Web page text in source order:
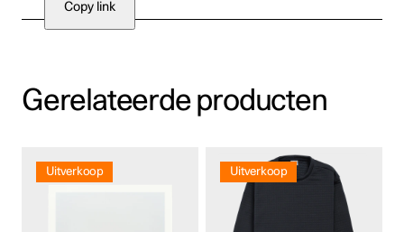
Copy link
Gerelateerde producten
Uitverkoop Uitverkoop
product
heeft
meerdere
variaties.